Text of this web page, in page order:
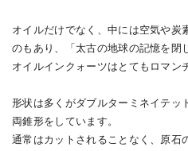
オイルだけでなく、中には空気や炭
のも あり、
「太古の地球の記憶を閉
オイルイン クォーツは とてもロマン
形状は多くがダブルターミネイテッ
両錐形を しています。
通常はカットされることなく、原石